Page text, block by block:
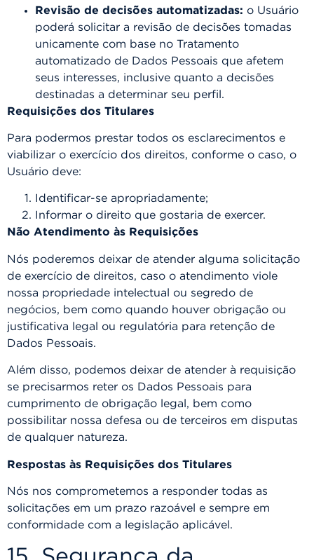
Revisão de decisões automatizadas: o Usuário
poderá solicitar a revisão de decisões tomadas
unicamente com base no Tratamento
automatizado de Dados Pessoais que afetem
seus interesses, inclusive quanto a decisões
destinadas a determinar seu perfil.
Requisições dos Titulares
Para podermos prestar todos os esclarecimentos e
viabilizar o exercício dos direitos, conforme o caso, o
Usuário deve:
Identificar-se apropriadamente;
Informar o direito que gostaria de exercer.
Não Atendimento às Requisições
Nós poderemos deixar de atender alguma solicitação
de exercício de direitos, caso o atendimento viole
nossa propriedade intelectual ou segredo de
negócios, bem como quando houver obrigação ou
justificativa legal ou regulatória para retenção de
Dados Pessoais.
Além disso, podemos deixar de atender à requisição
se precisarmos reter os Dados Pessoais para
cumprimento de obrigação legal, bem como
possibilitar nossa defesa ou de terceiros em disputas
de qualquer natureza.
Respostas às Requisições dos Titulares
Nós nos comprometemos a responder todas as
solicitações em um prazo razoável e sempre em
conformidade com a legislação aplicável.